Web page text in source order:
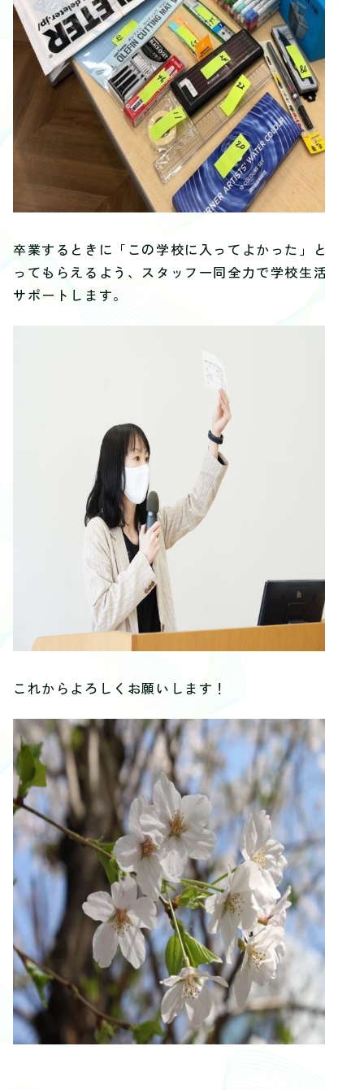
卒業するときに「この学校に入ってよかった」と思
ってもらえるよう、スタッフ一同全力で学校生活を
サポートします。
これからよろしくお願いします！